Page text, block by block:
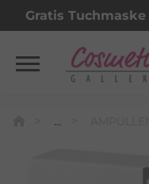
Gratis Tuchmaske
...